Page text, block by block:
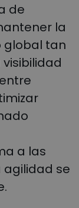
de
la
global tan
a las
agilidad se